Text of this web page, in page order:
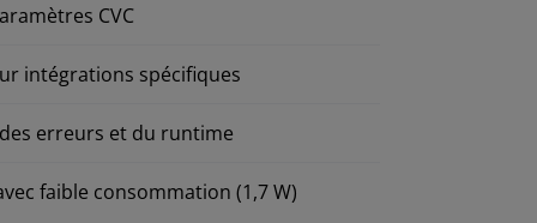
CVC
intégrations spécifiques
erreurs et du runtime
faible consommation (1,7 W)